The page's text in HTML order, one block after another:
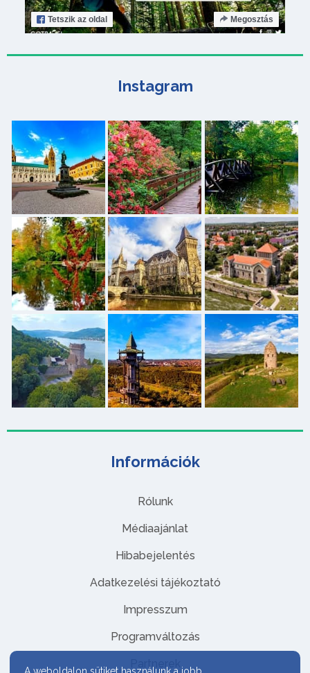
Információk
Rólunk
Médiaajánlat
Hibabejelentés
Adatkezelési tájékoztató
Impresszum
Programváltozás
Partnerek
Tetszik az oldal Megosztás
Instagram